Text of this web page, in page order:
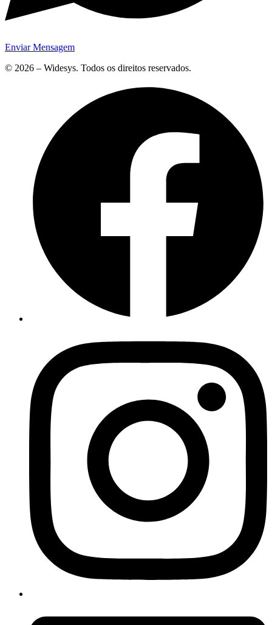
Enviar Mensagem
© 2026 – Widesys. Todos os direitos reservados.